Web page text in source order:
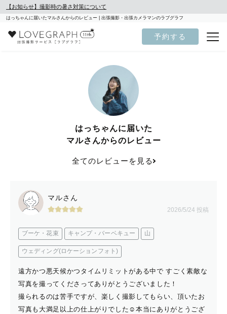
【お知らせ】撮影時の暑さ対策について
はっちゃんに届いたマルさんからのレビュー | 出張撮影・出張カメラマンのラブグラフ
予約する
はっちゃんに届いた
マルさんからのレビュー
全てのレビューを見る
マルさん
2026/5/24 投稿
ブーケ・花束 キャンプ・バーベキュー 山
ウェディング(ロケーションフォト)
遠方かつ悪天候かつタイムリミットがある中で すごく素敵な
写真を撮ってくださってありがとうございました！
撮られるのは苦手ですが、楽しく撮影してもらい、頂いたお
写真も大満足以上の仕上がりでした☺️本当にありがとうござ